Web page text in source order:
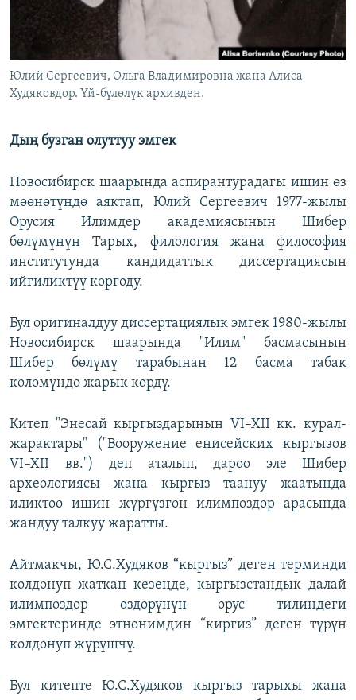
Юлий Сергеевич, Ольга Владимировна жана Алиса
Худяковдор. Үй-бүлөлүк архивден.
Дың бузган олуттуу эмгек
Новосибирск шаарында аспирантурадагы ишин өз
мөөнөтүндө аяктап, Юлий Сергеевич 1977-жылы
Орусия Илимдер академиясынын Шибер
бөлүмүнүн Тарых, филология жана философия
институтунда кандидаттык диссертациясын
ийгиликтүү коргоду.
Бул оригиналдуу диссертациялык эмгек 1980-жылы
Новосибирск шаарында "Илим" басмасынын
Шибер бөлүмү тарабынан 12 басма табак
көлөмүндө жарык көрдү.
Китеп "Энесай кыргыздарынын VI–XII кк. курал-
жарактары" ("Вооружение енисейских кыргызов
VI–XII вв.") деп аталып, дароо эле Шибер
археологиясы жана кыргыз таануу жаатында
иликтөө ишин жүргүзгөн илимпоздор арасында
жандуу талкуу жаратты.
Айтмакчы, Ю.С.Худяков “кыргыз” деген терминди
колдонуп жаткан кезеңде, кыргызстандык далай
илимпоздор өздөрүнүн орус тилиндеги
эмгектеринде этнонимдин “киргиз” деген түрүн
колдонуп жүрүшчү.
Бул китепте Ю.С.Худяков кыргыз тарыхы жана